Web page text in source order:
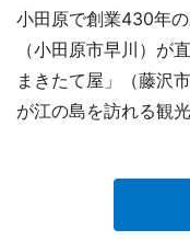
小田原で創業430年
（小田原市早川）が
まきたて屋」（藤沢
が江の島を訪れる観